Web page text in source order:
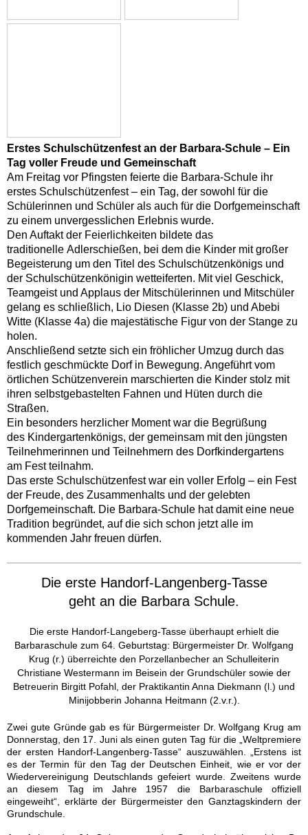
Erstes Schulschützenfest an der Barbara-Schule – Ein
Tag voller Freude und Gemeinschaft
Am Freitag vor Pfingsten feierte die Barbara-Schule ihr
erstes Schulschützenfest – ein Tag, der sowohl für die
Schülerinnen und Schüler als auch für die Dorfgemeinschaft
zu einem unvergesslichen Erlebnis wurde.
Den Auftakt der Feierlichkeiten bildete das
traditionelle Adlerschießen, bei dem die Kinder mit großer
Begeisterung um den Titel des Schulschützenkönigs und
der Schulschützenkönigin wetteiferten. Mit viel Geschick,
Teamgeist und Applaus der Mitschülerinnen und Mitschüler
gelang es schließlich, Lio Diesen (Klasse 2b) und Abebi
Witte (Klasse 4a) die majestätische Figur von der Stange zu
holen.
Anschließend setzte sich ein fröhlicher Umzug durch das
festlich geschmückte Dorf in Bewegung. Angeführt vom
örtlichen Schützenverein marschierten die Kinder stolz mit
ihren selbstgebastelten Fahnen und Hüten durch die
Straßen.
Ein besonders herzlicher Moment war die Begrüßung
des Kindergartenkönigs, der gemeinsam mit den jüngsten
Teilnehmerinnen und Teilnehmern des Dorfkindergartens
am Fest teilnahm.
Das erste Schulschützenfest war ein voller Erfolg – ein Fest
der Freude, des Zusammenhalts und der gelebten
Dorfgemeinschaft. Die Barbara-Schule hat damit eine neue
Tradition begründet, auf die sich schon jetzt alle im
kommenden Jahr freuen dürfen.
Die erste Handorf-Langenberg-Tasse
geht an die Barbara Schule.
Die erste Handorf-Langeberg-Tasse überhaupt erhielt die
Barbaraschule zum 64. Geburtstag: Bürgermeister Dr. Wolfgang
Krug (r.) überreichte den Porzellanbecher an Schulleiterin
Christiane Westermann im Beisein der Grundschüler sowie der
Betreuerin Birgitt Pofahl, der Praktikantin Anna Diekmann (l.) und
Minijobberin Johanna Heitmann (2.v.r.).
Zwei gute Gründe gab es für Bürgermeister Dr. Wolfgang Krug am
Donnerstag, den 17. Juni als einen guten Tag für die „Weltpremiere
der ersten Handorf-Langenberg-Tasse“ auszuwählen. „Erstens ist
es der Termin für den Tag der Deutschen Einheit, wie er vor der
Wiedervereinigung Deutschlands gefeiert wurde. Zweitens wurde
an diesem Tag im Jahre 1957 die Barbaraschule offiziell
eingeweiht“, erklärte der Bürgermeister den Ganztagskindern der
Grundschule.